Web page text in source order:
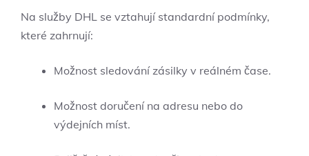
Na služby DHL se vztahují standardní podmínky,
které zahrnují:
Možnost sledování zásilky v reálném čase.
Možnost doručení na adresu nebo do
výdejních míst.